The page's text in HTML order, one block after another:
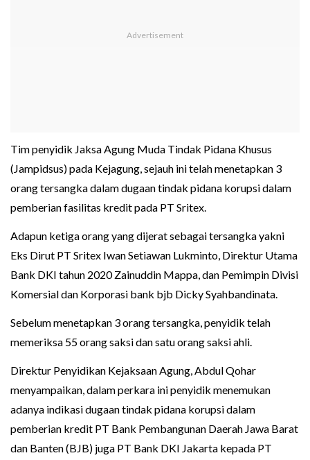
Tim penyidik Jaksa Agung Muda Tindak Pidana Khusus
(Jampidsus) pada Kejagung, sejauh ini telah menetapkan 3
orang tersangka dalam dugaan tindak pidana korupsi dalam
pemberian fasilitas kredit pada PT Sritex.
Adapun ketiga orang yang dijerat sebagai tersangka yakni
Eks Dirut PT Sritex Iwan Setiawan Lukminto, Direktur Utama
Bank DKI tahun 2020 Zainuddin Mappa, dan Pemimpin Divisi
Komersial dan Korporasi bank bjb Dicky Syahbandinata.
Sebelum menetapkan 3 orang tersangka, penyidik telah
memeriksa 55 orang saksi dan satu orang saksi ahli.
Direktur Penyidikan Kejaksaan Agung, Abdul Qohar
menyampaikan, dalam perkara ini penyidik menemukan
adanya indikasi dugaan tindak pidana korupsi dalam
pemberian kredit PT Bank Pembangunan Daerah Jawa Barat
dan Banten (BJB) juga PT Bank DKI Jakarta kepada PT